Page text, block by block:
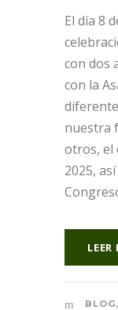
El día 8
con dos
con la
nuestra
otros, el
2025,
LEER
BLOG,